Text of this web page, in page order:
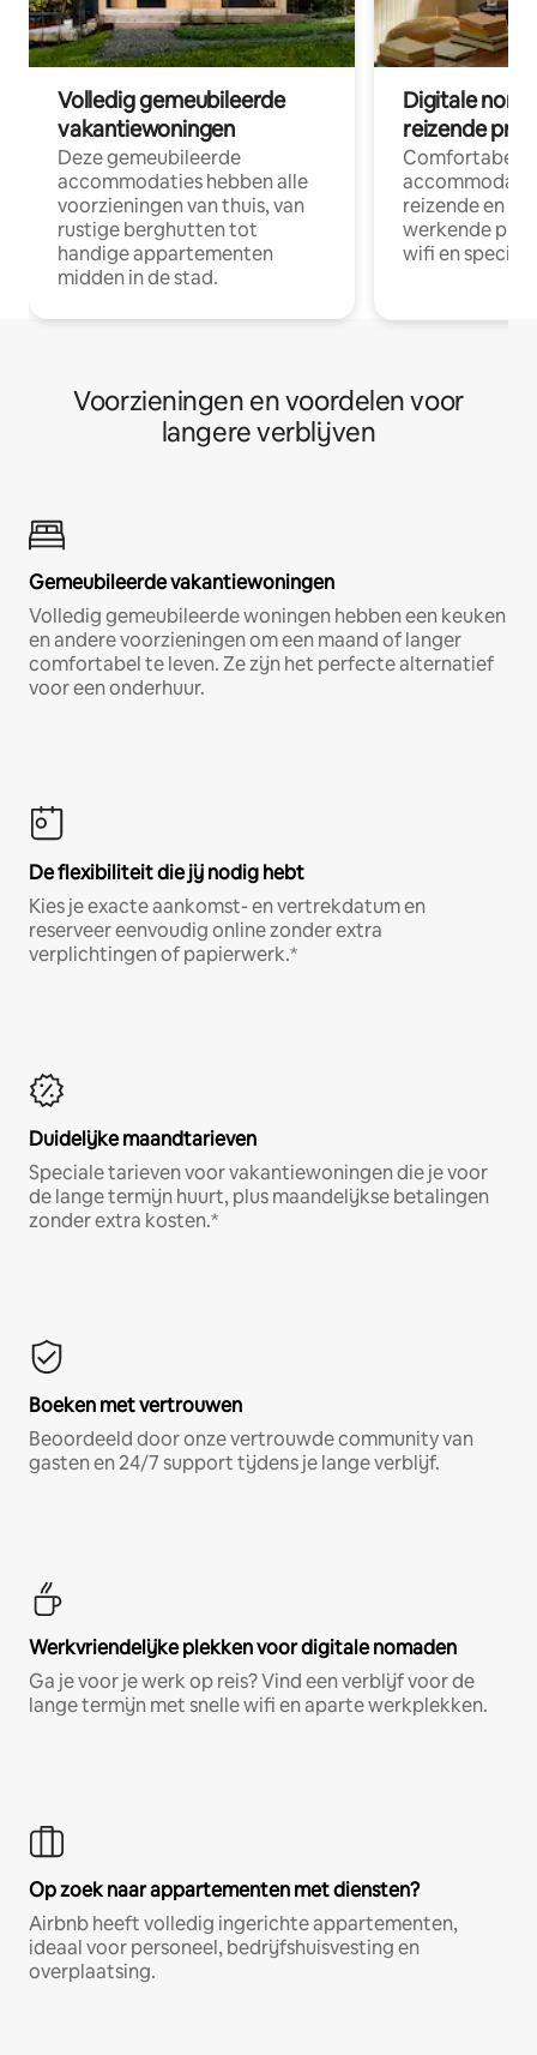
Volledig gemeubileerde
vakantiewoningen
Deze gemeubileerde
accommodaties hebben alle
voorzieningen van thuis, van
rustige berghutten tot
handige appartementen
midden in de stad.
Digitale
reizende
Comfortabele
reizende en
werkende
wifi en
Voorzieningen en voordelen voor
langere verblijven
Gemeubileerde vakantiewoningen
Volledig gemeubileerde woningen hebben een keuken
en andere voorzieningen om een maand of langer
comfortabel te leven. Ze zijn het perfecte alternatief
voor een onderhuur.
De flexibiliteit die jij nodig hebt
Kies je exacte aankomst- en vertrekdatum en
reserveer eenvoudig online zonder extra
verplichtingen of papierwerk.*
Duidelijke maandtarieven
Speciale tarieven voor vakantiewoningen die je voor
de lange termijn huurt, plus maandelijkse betalingen
zonder extra kosten.*
Boeken met vertrouwen
Beoordeeld door onze vertrouwde community van
gasten en 24/7 support tijdens je lange verblijf.
Werkvriendelijke plekken voor digitale nomaden
Ga je voor je werk op reis? Vind een verblijf voor de
lange termijn met snelle wifi en aparte werkplekken.
Op zoek naar appartementen met diensten?
Airbnb heeft volledig ingerichte appartementen,
ideaal voor personeel, bedrijfshuisvesting en
overplaatsing.